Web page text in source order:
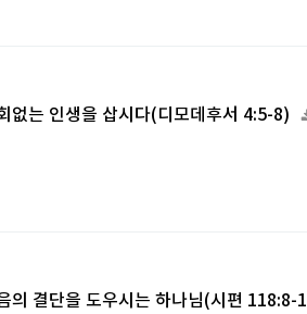
없는 인생을 삽시다(디모데후서 4:5-8)
의 결단을 도우시는 하나님(시편 118:8-